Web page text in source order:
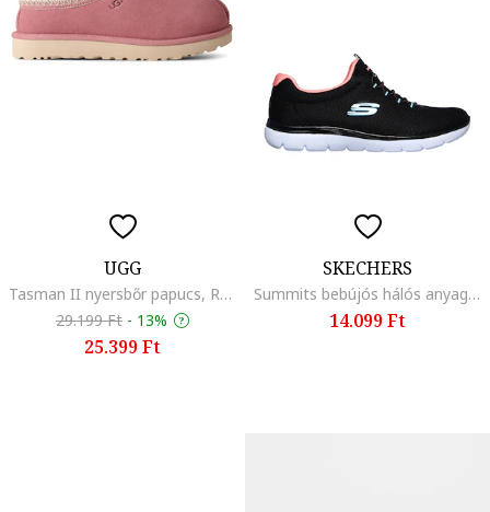
UGG
Tasman II nyersbőr papucs, Rózsaszín/Krémszín
29.199 Ft - 13%
25.399 Ft
SKECHERS
Summits bebújós hálós anyagú sneaker
14.099 Ft